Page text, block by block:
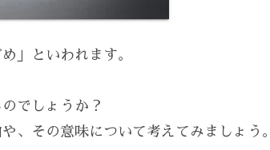
」といわれます。
でしょうか？
、その意味について考えてみましょう。